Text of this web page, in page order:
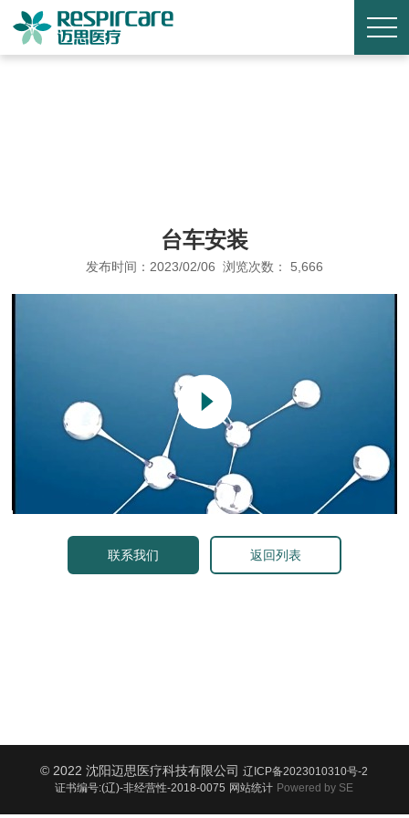
台车安装
发布时间：2023/02/06 浏览次数： 5,666
联系我们 返回列表
© 2022 沈阳迈思医疗科技有限公司辽ICP备2023010310号-2
证书编号:(辽)-非经营性-2018-0075 网站统计 Powered by SE